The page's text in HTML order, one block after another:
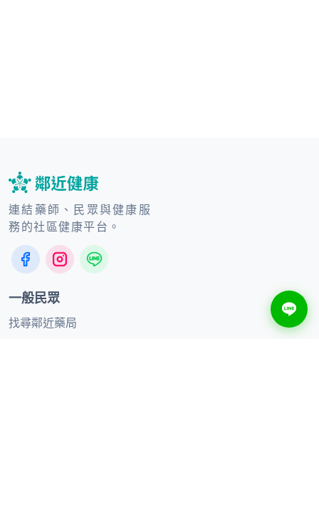
連結藥師、民眾與健康服
務的社區健康平台。
一般民眾
找尋鄰近藥局